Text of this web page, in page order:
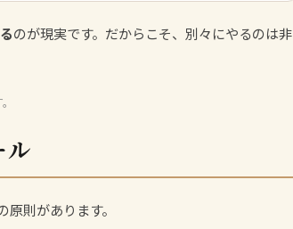
のが現実です。だからこそ、別々にやるのは非
則があります。